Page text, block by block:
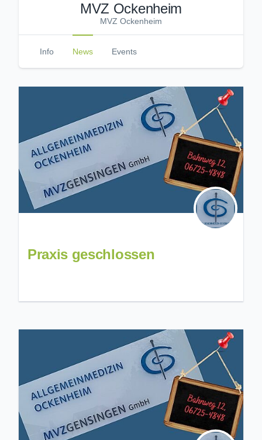
MVZ Ockenheim
MVZ Ockenheim
Info News Events
Praxis geschlossen